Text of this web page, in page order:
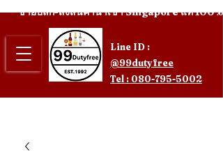
Line ID :
@99dutyfree
Tel : 080-795-5002
ขายปลีก-ส่งสินค้านำเข้า Singapore แท้ 100%